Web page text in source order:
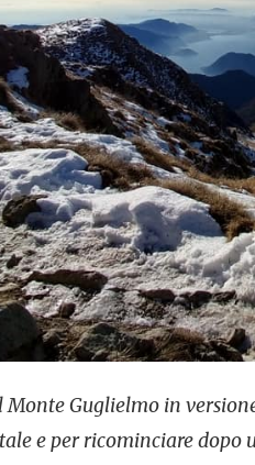
Monte Guglielmo in
e per ricominciare dopo